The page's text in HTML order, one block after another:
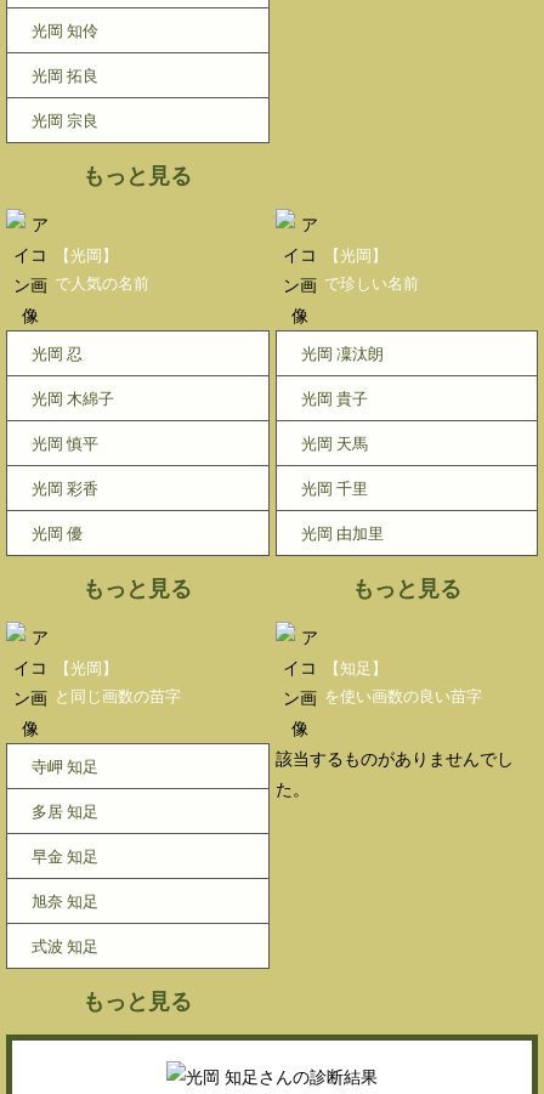
光岡 知伶
光岡 拓良
光岡 宗良
もっと見る
【光岡】
で人気の名前
光岡 忍
光岡 木綿子
光岡 慎平
光岡 彩香
光岡 優
もっと見る
【光岡】
で珍しい名前
光岡 凜汰朗
光岡 貴子
光岡 天馬
光岡 千里
光岡 由加里
もっと見る
【光岡】
と同じ画数の苗字
寺岬 知足
多居 知足
早金 知足
旭奈 知足
式波 知足
もっと見る
【知足】
を使い画数の良い苗字
該当するものがありませんでし
た。